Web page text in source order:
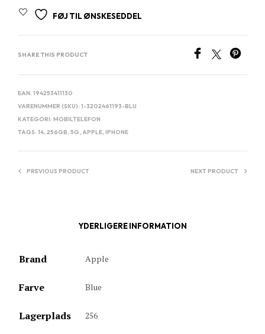
FØJ TIL ØNSKESEDDEL
SHARE THIS PRODUCT
EAN: 194253411130
VARENUMMER (SKU): 1-3202461193-BLU
KATEGORI: MOBILTELEFON
TAGS: 14,256GB,5G,APPLE,IPHONE
PREVIOUS PRODUCT NEXT PRODUCT
YDERLIGERE INFORMATION
Brand Apple
Farve Blue
Lagerplads 256